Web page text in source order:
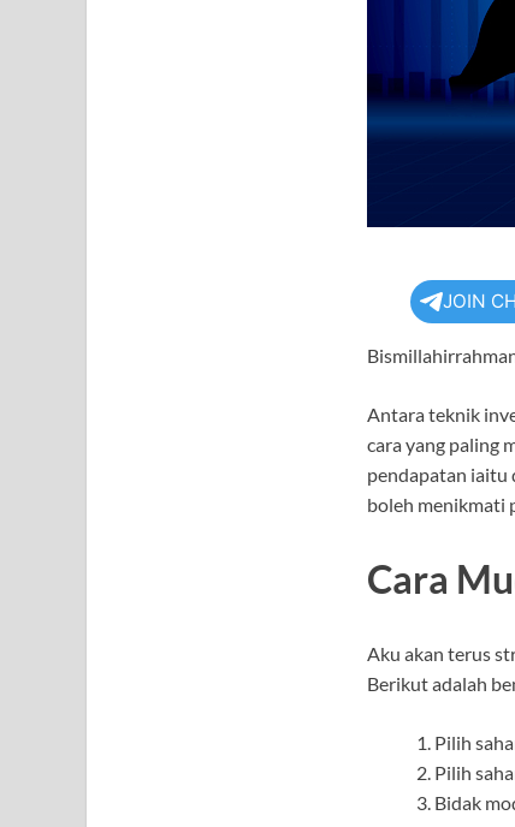
JOIN
Antara teknik
cara yang paling
pendapatan iaitu
boleh menikmati
Cara
Aku akan terus
Berikut adalah
Pilih
Pilih
Bidak